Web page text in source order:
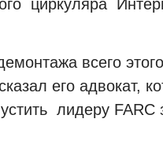
циркуляра
всего
его адвокат,
лидеру FARC